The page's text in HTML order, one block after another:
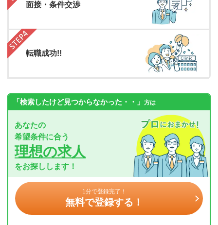
面接・条件交渉
転職成功!!
「検索したけど見つからなかった・・」 方は
あなたの
希望条件に合う
理想の求人
をお探しします！
1分で登録完了！
無料で登録する！